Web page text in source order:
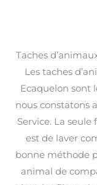
Taches
Les taches
Ecaquelon sont
nous constatons
Service. La seule
est de laver
bonne méthode
animal de